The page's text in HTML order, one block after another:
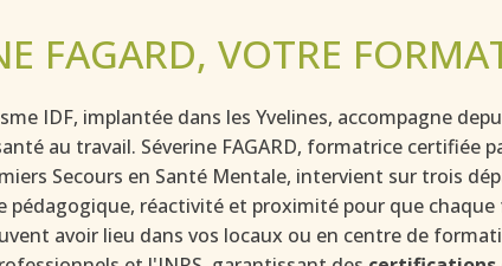
FAGARD, VOTRE
IDF, implantée dans les Yvelines, accompagne
au travail. Séverine FAGARD, formatrice certifiée
Secours en Santé Mentale, intervient sur trois
pédagogique, réactivité et proximité pour que
avoir lieu dans vos locaux ou en centre de